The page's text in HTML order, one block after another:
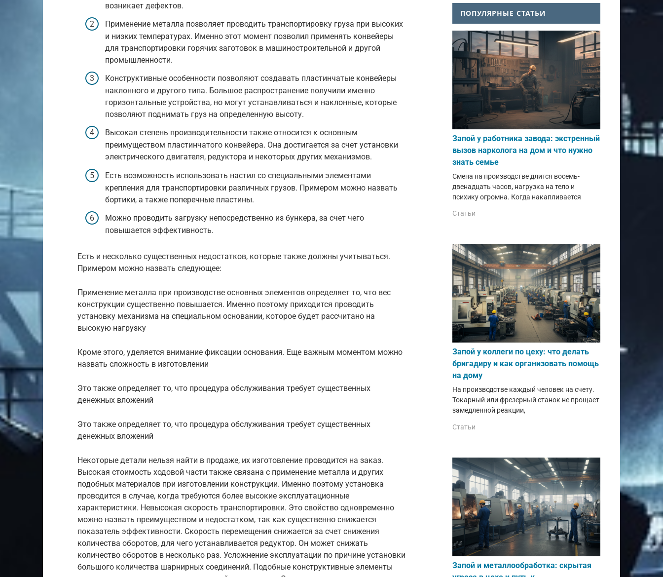
возникает дефектов.
Применение металла позволяет проводить транспортировку груза при высоких
и низких температурах. Именно этот момент позволил применять конвейеры
для транспортировки горячих заготовок в машиностроительной и другой
промышленности.
Конструктивные особенности позволяют создавать пластинчатые конвейеры
наклонного и другого типа. Большое распространение получили именно
горизонтальные устройства, но могут устанавливаться и наклонные, которые
позволяют поднимать груз на определенную высоту.
Высокая степень производительности также относится к основным
преимуществом пластинчатого конвейера. Она достигается за счет установки
электрического двигателя, редуктора и некоторых других механизмов.
Есть возможность использовать настил со специальными элементами
крепления для транспортировки различных грузов. Примером можно назвать
бортики, а также поперечные пластины.
Можно проводить загрузку непосредственно из бункера, за счет чего
повышается эффективность.
Есть и несколько существенных недостатков, которые также должны учитываться.
Примером можно назвать следующее:
Применение металла при производстве основных элементов определяет то, что вес
конструкции существенно повышается. Именно поэтому приходится проводить
установку механизма на специальном основании, которое будет рассчитано на
высокую нагрузку
Кроме этого, уделяется внимание фиксации основания. Еще важным моментом можно
назвать сложность в изготовлении
Это также определяет то, что процедура обслуживания требует существенных
денежных вложений
Это также определяет то, что процедура обслуживания требует существенных
денежных вложений
Некоторые детали нельзя найти в продаже, их изготовление проводится на заказ.
Высокая стоимость ходовой части также связана с применение металла и других
подобных материалов при изготовлении конструкции. Именно поэтому установка
проводится в случае, когда требуются более высокие эксплуатационные
характеристики. Невысокая скорость транспортировки. Это свойство одновременно
можно назвать преимуществом и недостатком, так как существенно снижается
показатель эффективности. Скорость перемещения снижается за счет снижения
количества оборотов, для чего устанавливается редуктор. Он может снижать
количество оборотов в несколько раз. Усложнение эксплуатации по причине установки
большого количества шарнирных соединений. Подобные конструктивные элементы
ПОПУЛЯРНЫЕ СТАТЬИ
Запой у работника завода: экстренный
вызов нарколога на дом и что нужно
знать семье
Смена на производстве длится восемь-
двенадцать часов, нагрузка на тело и
психику огромна. Когда накапливается
Статьи
Запой у коллеги по цеху: что делать
бригадиру и как организовать помощь
на дому
На производстве каждый человек на счету.
Токарный или фрезерный станок не прощает
замедленной реакции,
Статьи
Запой и металлообработка: скрытая